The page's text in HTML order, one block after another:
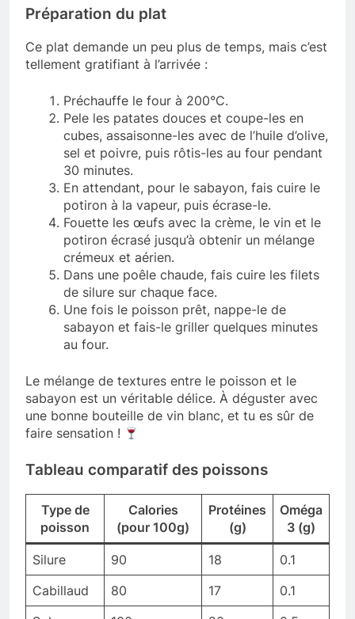
Préparation du plat
Ce plat demande un peu plus de temps, mais c’est
tellement gratifiant à l’arrivée :
Préchauffe le four à 200°C.
Pele les patates douces et coupe-les en
cubes, assaisonne-les avec de l’huile d’olive,
sel et poivre, puis rôtis-les au four pendant
30 minutes.
En attendant, pour le sabayon, fais cuire le
potiron à la vapeur, puis écrase-le.
Fouette les œufs avec la crème, le vin et le
potiron écrasé jusqu’à obtenir un mélange
crémeux et aérien.
Dans une poêle chaude, fais cuire les filets
de silure sur chaque face.
Une fois le poisson prêt, nappe-le de
sabayon et fais-le griller quelques minutes
au four.
Le mélange de textures entre le poisson et le
sabayon est un véritable délice. À déguster avec
une bonne bouteille de vin blanc, et tu es sûr de
faire sensation !
Tableau comparatif des poissons
Type de
poisson
Calories
(pour 100g)
Protéines
(g)
Oméga
3 (g)
Silure 90 18
0.1
Cabillaud
80 17
0.1